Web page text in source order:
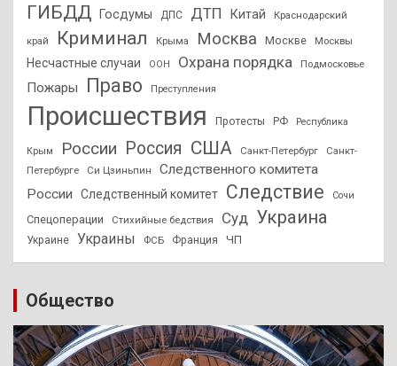
ГИБДД Госдумы ДПС ДТП Китай Краснодарский
край Криминал Крыма Москва Москве Москвы
Несчастные случаи ООН Охрана порядка Подмосковье
Пожары Право Преступления
Происшествия Протесты РФ Республика
Крым России Россия США Санкт-Петербург
Санкт-
Петербурге
Си Цзиньпин
Следственного комитета
России
Следственный комитет Следствие Сочи
Спецоперации Стихийные бедствия Суд Украина
Украине Украины ФСБ Франция ЧП
Общество